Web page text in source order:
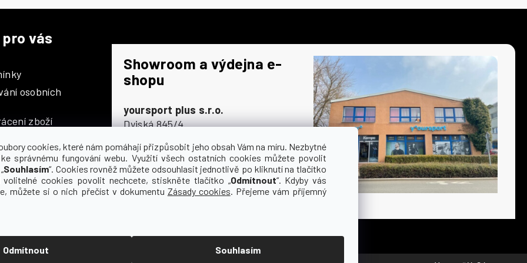
cookies, které nám pomáhají přizpůsobit jeho obsah Vám na míru. Nezbytné
správnému fungování webu. Využití všech ostatních cookies můžete povolit
Souhlasím“. Cookies rovněž můžete odsouhlasit jednotlivě po kliknutí na tlačítko
volitelné cookies povolit nechcete, stiskněte tlačítko „Odmítnout“. Kdyby vás
můžete si o nich přečíst v dokumentu Zásady cookies. Přejeme vám příjemný
Odmítnout Souhlasím
vás
osobních
zboží
Showroom a výdejna e-
shopu
yoursport plus s.r.o.
Dyjská 845/4
Po - Čt
9:00 - 16:30
Pá
9:00 - 15:30
So
zavřeno
zavřeno